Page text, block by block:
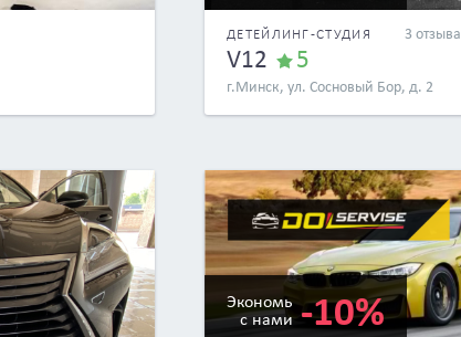
ДЕТЕЙЛИНГ-СТУДИЯ 3 отзыва
V12 5
г.Минск, ул. Сосновый Бор, д. 2
Экономь
с нами -10%